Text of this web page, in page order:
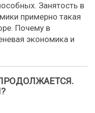
Занятость в
примерно такая
Почему в
экономика и